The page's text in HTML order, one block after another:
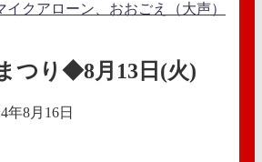
クアローン、おおごえ（大声）
つり◆8月13日(火)
年8月16日